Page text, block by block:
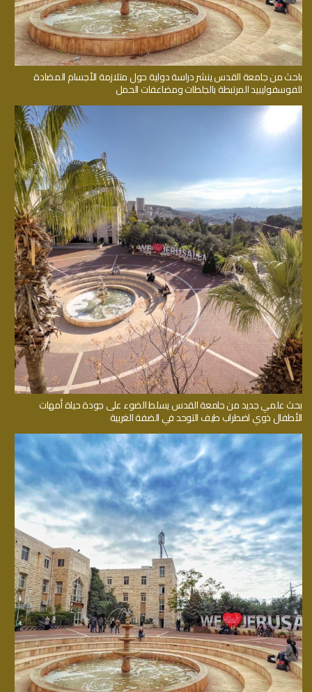
باحث من جامعة القدس ينشر دراسة دولية حول متلازمة الأجسام المضادة
للفوسفوليبيد المرتبطة بالجلطات ومضاعفات الحمل
بحث علمي جديد من جامعة القدس يسلط الضوء على جودة حياة أمهات
الأطفال ذوي اضطراب طيف التوحد في الضفة الغربية